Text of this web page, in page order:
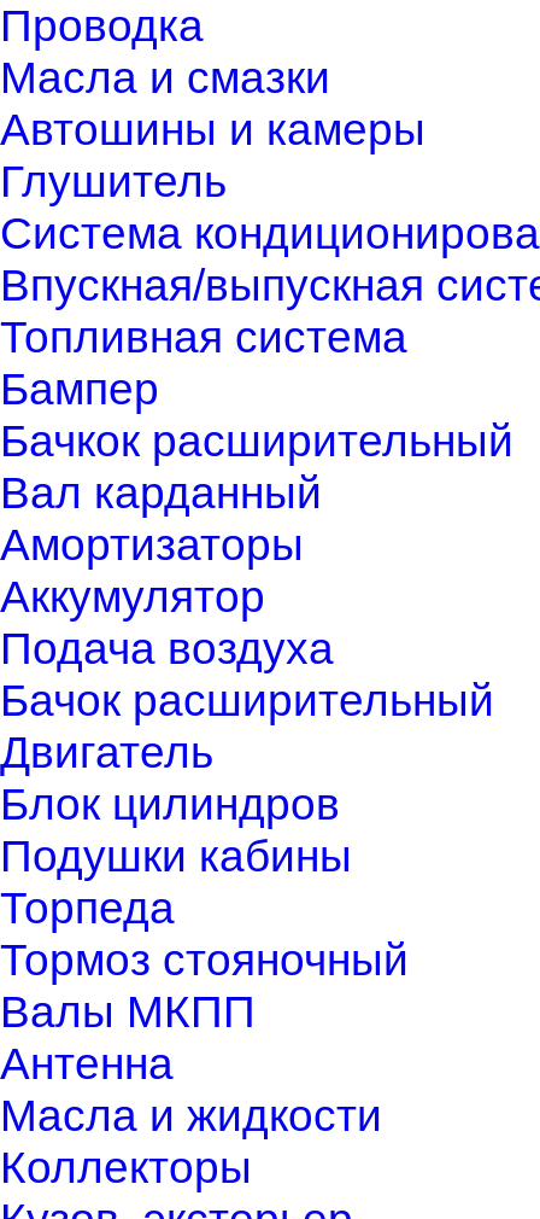
Проводка
Масла и смазки
Автошины и камеры
Глушитель
Система
Впускная/выпускная
Топливная система
Бампер
Бачкок расширительный
Вал карданный
Амортизаторы
Аккумулятор
Подача воздуха
Бачок расширительный
Двигатель
Блок цилиндров
Подушки кабины
Торпеда
Тормоз стояночный
Валы МКПП
Антенна
Масла и жидкости
Коллекторы